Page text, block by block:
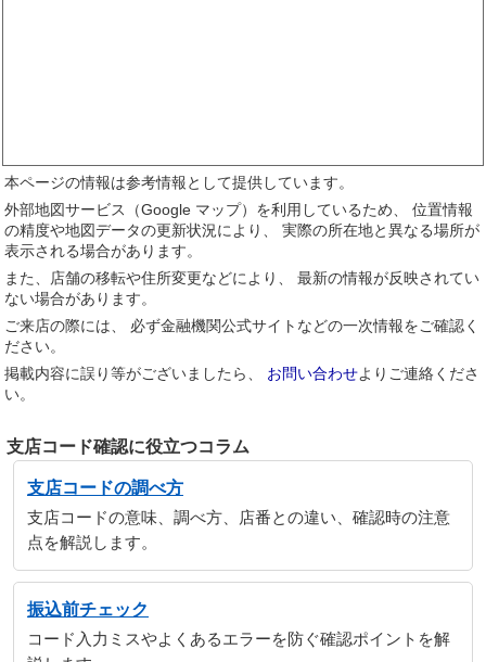
本ページの情報は参考情報として提供しています。
外部地図サービス（Google マップ）を利用しているため、 位置情報
の精度や地図データの更新状況により、 実際の所在地と異なる場所が
表示される場合があります。
また、店舗の移転や住所変更などにより、 最新の情報が反映されてい
ない場合があります。
ご来店の際には、 必ず金融機関公式サイトなどの一次情報をご確認く
ださい。
掲載内容に誤り等がございましたら、 お問い合わせよりご連絡くださ
い。
支店コード確認に役立つコラム
支店コードの調べ方
支店コードの意味、調べ方、店番との違い、確認時の注意
点を解説します。
振込前チェック
コード入力ミスやよくあるエラーを防ぐ確認ポイントを解